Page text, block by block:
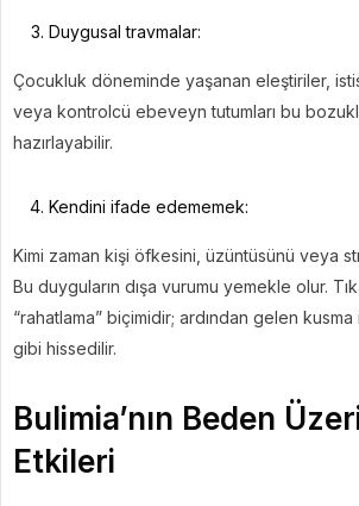
Duygusal travmalar:
Çocukluk döneminde yaşanan eleştiriler,
veya kontrolcü ebeveyn tutumları bu
hazırlayabilir.
Kendini ifade edememek:
Kimi zaman kişi öfkesini, üzüntüsünü veya
Bu duyguların dışa vurumu yemekle olur.
“rahatlama” biçimidir; ardından gelen kusma
gibi hissedilir.
Bulimia’nın Beden
Etkileri